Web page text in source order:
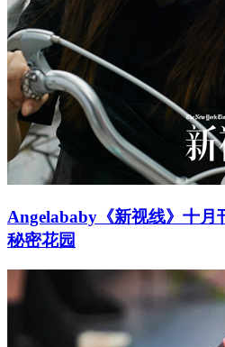
Angelababy《新视线》十月
秘密花园